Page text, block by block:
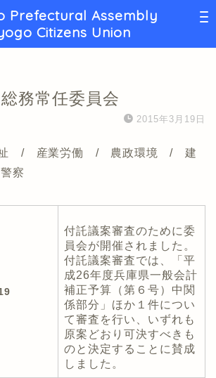
Prefectural Assembly
Citizens Union
務常任委員会
2015年3月19日
/ 産業労働 / 農政環境 / 建
察
付託議案審査のために委
員会が開催されました。
付託議案審査では、「平
成26年度兵庫県一般会計
補正予算（第６号）中関
係部分」ほか１件につい
て審査を行い、いずれも
原案どおり可決すべきも
のと決定することに賛成
しました。